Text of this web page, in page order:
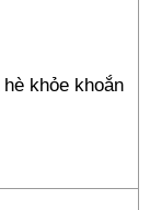
khỏe khoắn